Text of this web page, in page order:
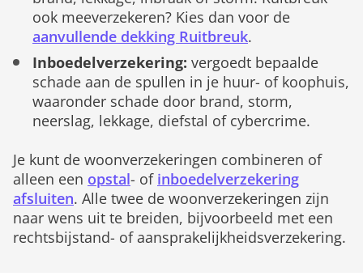
ook meeverzekeren? Kies dan voor de
aanvullende dekking Ruitbreuk.
Inboedelverzekering: vergoedt bepaalde
schade aan de spullen in je huur- of koophuis,
waaronder schade door brand, storm,
neerslag, lekkage, diefstal of cybercrime.
Je kunt de woonverzekeringen combineren of
alleen een opstal- of inboedelverzekering
afsluiten. Alle twee de woonverzekeringen zijn
naar wens uit te breiden, bijvoorbeeld met een
rechtsbijstand- of aansprakelijkheidsverzekering.